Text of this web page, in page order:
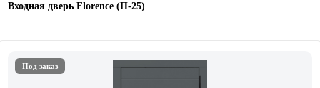
Входная дверь Florence (П-25)
Под заказ